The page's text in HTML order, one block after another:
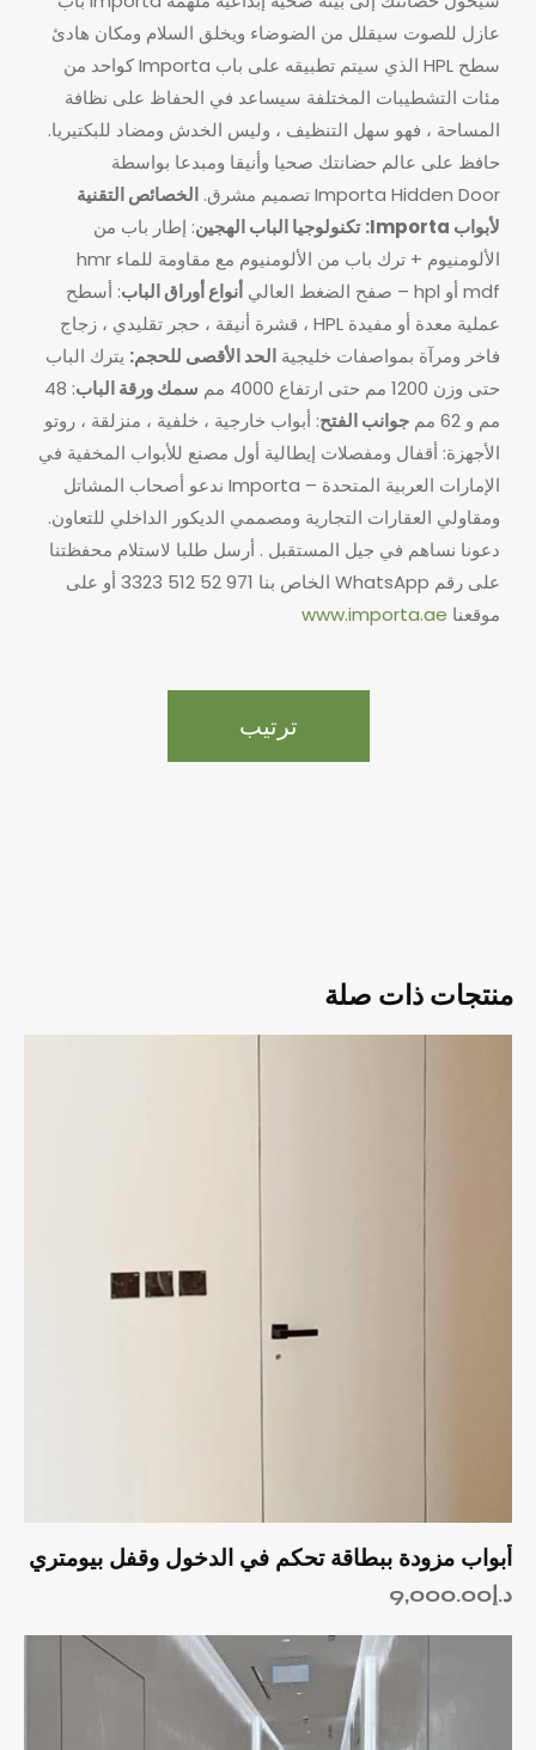
عازل للصوت سيقلل من الضوضاء ويخلق السلام ومكان هادئ
سطح HPL الذي سيتم تطبيقه على باب Importa كواحد من
مئات التشطيبات المختلفة سيساعد في الحفاظ على نظافة
المساحة ، فهو سهل التنظيف ، وليس الخدش ومضاد للبكتيريا.
حافظ على عالم حضانتك صحيا وأنيقا ومبدعا بواسطة
Importa Hidden Door تصميم مشرق.
الخصائص التقنية
لأبواب Importa:
تكنولوجيا الباب الهجين: إطار باب من
الألومنيوم
+ ترك باب من الألومنيوم مع مقاومة للماء hmr
mdf أو hpl – صفح الضغط العالي
أنواع أوراق الباب: أسطح
عملية معدة أو مفيدة HPL ، قشرة أنيقة ، حجر تقليدي ، زجاج
فاخر ومرآة بمواصفات خليجية الحد الأقصى للحجم:يترك الباب
حتى وزن 1200 مم حتى ارتفاع 4000 مم
سمك ورقة الباب
: 48
مم و 62 مم
جوانب الفتح: أبواب خارجية ، خلفية ، منزلقة ، روتو
الأجهزة: أقفال ومفصلات إيطالية أول مصنع للأبواب المخفية في
الإمارات العربية المتحدة – Importa
ندعو أصحاب المشاتل
ومقاولي العقارات التجارية ومصممي الديكور الداخلي للتعاون.
دعونا نساهم في جيل المستقبل . أرسل طلبا لاستلام محفظتنا
على رقم WhatsApp الخاص بنا
971 52 512 3323 أو على
موقعنا www.importa.ae
ترتيب
منتجات ذات صلة
أبواب مزودة ببطاقة تحكم في الدخول وقفل بيومتري
د.إ9,000.00